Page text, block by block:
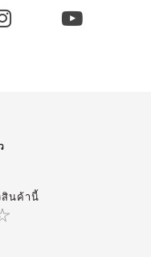
สินค้านี้